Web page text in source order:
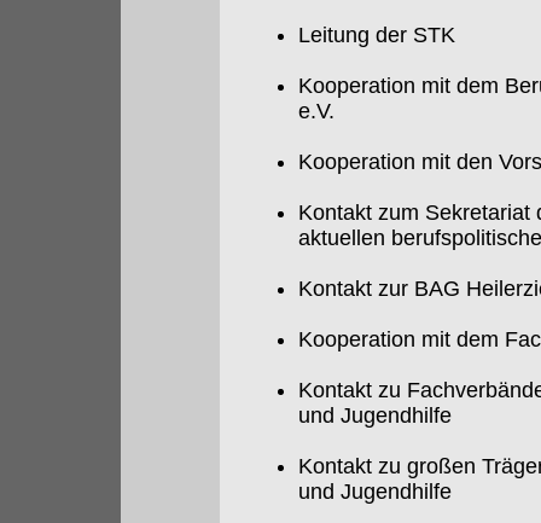
Leitung der STK
Kooperation mit dem
e.V.
Kooperation mit den
Kontakt zum Sekretariat
aktuellen
Kontakt zur BAG
Kooperation mit dem
Kontakt zu
und Jugendhilfe
Kontakt zu großen
und Jugendhilfe